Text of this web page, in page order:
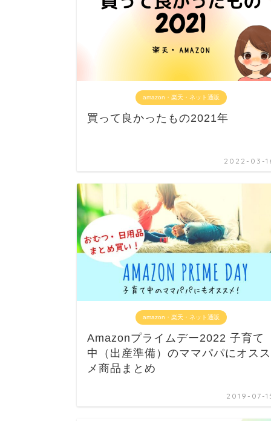
amazon・楽天・ネット通販
買って良かったもの2021年
2022-03-
amazon・楽天・ネット通販
Amazonプライムデー2022 子育て
中（出産準備）のママパパにオスス
メ商品まとめ
2019-07-